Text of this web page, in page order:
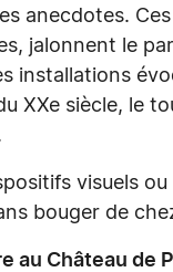
anecdotes.
jalonnent le
installations
XXe siècle, le
visuels
bouger de
au Château de